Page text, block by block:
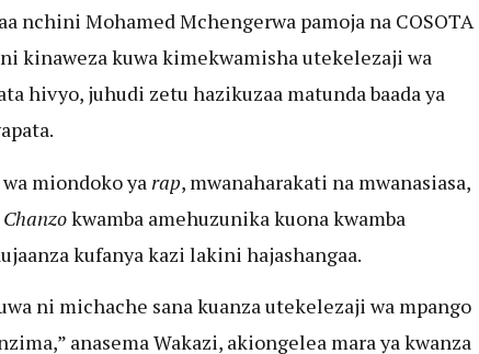
nchini Mohamed Mchengerwa pamoja na COSOTA
kinaweza kuwa kimekwamisha utekelezaji wa
hivyo, juhudi zetu hazikuzaa matunda baada ya
miondoko ya rap, mwanaharakati na mwanasiasa,
kwamba amehuzunika kuona kwamba
kufanya kazi lakini hajashangaa.
ni michache sana kuanza utekelezaji wa mpango
anasema Wakazi, akiongelea mara ya kwanza